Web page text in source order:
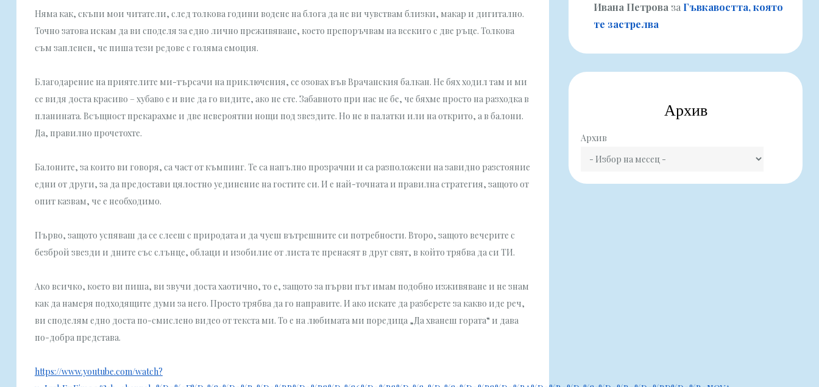
Няма как, скъпи мои читатели, след толкова години водене на блога да не ви чувствам близки, макар и дигитално.
Точно затова искам да ви споделя за едно лично преживяване, което препоръчвам на всекиго с две ръце. Толкова
съм запленен, че пиша тези редове с голяма емоция.
Благодарение на приятелите ми-търсачи на приключения, се озовах във Врачанския балкан. Не бях ходил там и ми
се видя доста красиво – хубаво е и вие да го видите, ако не сте. Забавното при нас не бе, че бяхме просто на разходка в
планината. Всъщност прекарахме и две невероятни нощи под звездите. Но не в палатки или на открито, а в балони.
Да, правилно прочетохте.
Балоните, за които ви говоря, са част от къмпинг. Те са напълно прозрачни и са разположени на завидно разстояние
едни от други, за да предостави цялостно уединение на гостите си. И е най-точната и правилна стратегия, защото от
опит казвам, че е необходимо.
Първо, защото успяваш да се слееш с природата и да чуеш вътрешните си потребности. Второ, защото вечерите с
безброй звезди и дните със слънце, облаци и изобилие от листа те пренасят в друг свят, в който трябва да си ТИ.
Ако всичко, което ви пиша, ви звучи доста хаотично, то е, защото за първи път имам подобно изживяване и не знам
как да намеря подходящите думи за него. Просто трябва да го направите. И ако искате да разберете за какво иде реч,
ви споделям едно доста по-смислено видео от текста ми. То е на любимата ми поредица „Да хванеш гората“ и дава
по-добра представа.
https://www.youtube.com/watch?
Ивана Петрова за Гъвкавостта, която
те застрелва
Архив
Архив